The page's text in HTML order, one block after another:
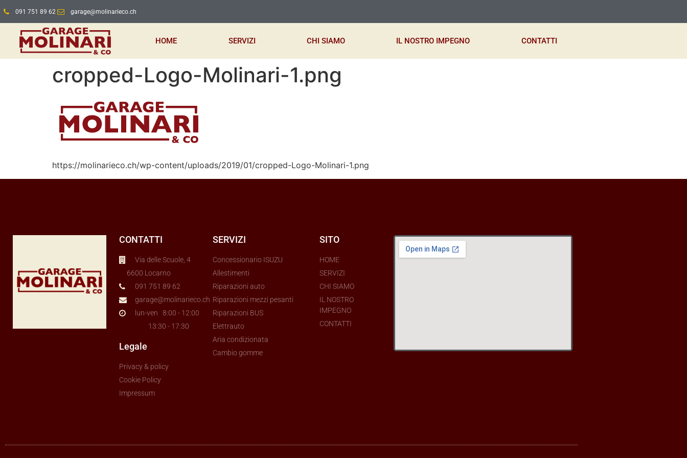
091 751 89 62 garage@molinarieco.ch
HOME SERVIZI CHI SIAMO IL NOSTRO IMPEGNO CONTATTI
cropped-Logo-Molinari-1.png
https://molinarieco.ch/wp-content/uploads/2019/01/cropped-Logo-Molinari-1.png
CONTATTI
Via delle Scuole, 4
6600 Locarno
091 751 89 62
garage@molinarieco.ch
lun-ven 8:00 - 12:00
13:30 - 17:30
Legale
Privacy & policy
Cookie Policy
Impressum
SERVIZI
Concessionario ISUZU
Allestimenti
Riparazioni auto
Riparazioni mezzi pesanti
Riparazioni BUS
Elettrauto
Aria condizionata
Cambio gomme
SITO
HOME
SERVIZI
CHI SIAMO
IL NOSTRO
IMPEGNO
CONTATTI